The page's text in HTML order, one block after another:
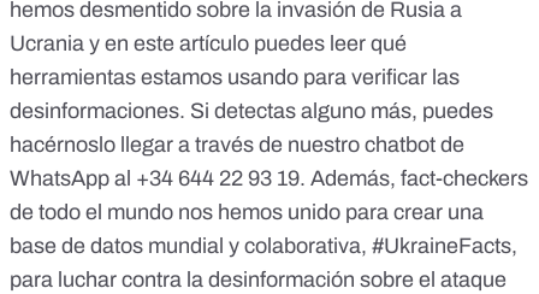
hemos desmentido sobre la invasión de Rusia a
Ucrania y en este artículo puedes leer qué
herramientas estamos usando para verificar las
desinformaciones. Si detectas alguno más, puedes
hacérnoslo llegar a través de nuestro chatbot de
WhatsApp al +34 644 22 93 19. Además, fact-checkers
de todo el mundo nos hemos unido para crear una
base de datos mundial y colaborativa, #UkraineFacts,
para luchar contra la desinformación sobre el ataque